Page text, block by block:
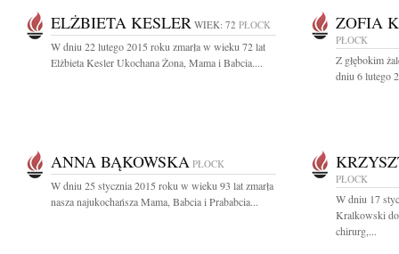
ELŻBIETA KESLER WIEK: 72 PŁOCK
W dniu 22 lutego 2015 roku zmarła w wieku 72 lat
Elżbieta Kesler Ukochana Żona, Mama i Babcia....
ZOFIA
PŁOCK
Z głębokim
dniu 6 lutego
ANNA BĄKOWSKA PŁOCK
W dniu 25 stycznia 2015 roku w wieku 93 lat zmarła
nasza najukochańsza Mama, Babcia i Prababcia...
PŁOCK
W dniu 17
Kralkowski
chirurg,...